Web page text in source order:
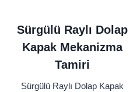
Sürgülü Raylı Dolap
Kapak Mekanizma
Tamiri
Sürgülü Raylı Dolap Kapak